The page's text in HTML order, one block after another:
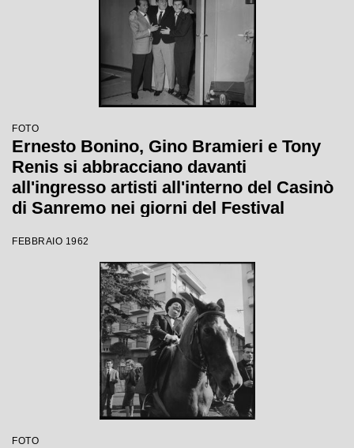
FOTO
Ernesto Bonino, Gino Bramieri e Tony
Renis si abbracciano davanti
all'ingresso artisti all'interno del Casinò
di Sanremo nei giorni del Festival
FEBBRAIO 1962
FOTO